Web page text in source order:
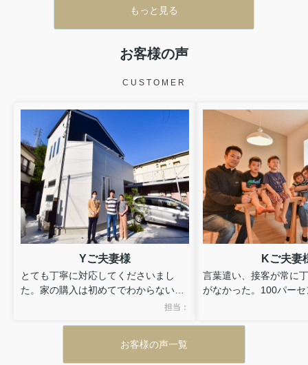
は忙しくてなかなか動けない方も、このゴールデンウィークをき
っかけに理想の住まい探しを始めてみませんか？ 今回はその中で
が広がる「大口駅」に注目してご紹介します。 ■GWは大口駅
もっと見る
お客様の声
CUSTOMER
Yご夫妻様
とても丁寧に対応してくださいまし
た。家の購入は初めてでわからない事
だらけでしたが、その都度どのような
い情報を逐一教えてくださり、こちら
もすぐに必要なものなどを揃えられま
担当：
Kご夫妻
言葉遣い、接客が常に
がなかった。100パー
性も良さそうで、とて
お客様の声一覧